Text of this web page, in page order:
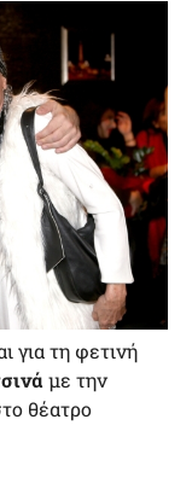
για τη φετινή
με την
θέατρο